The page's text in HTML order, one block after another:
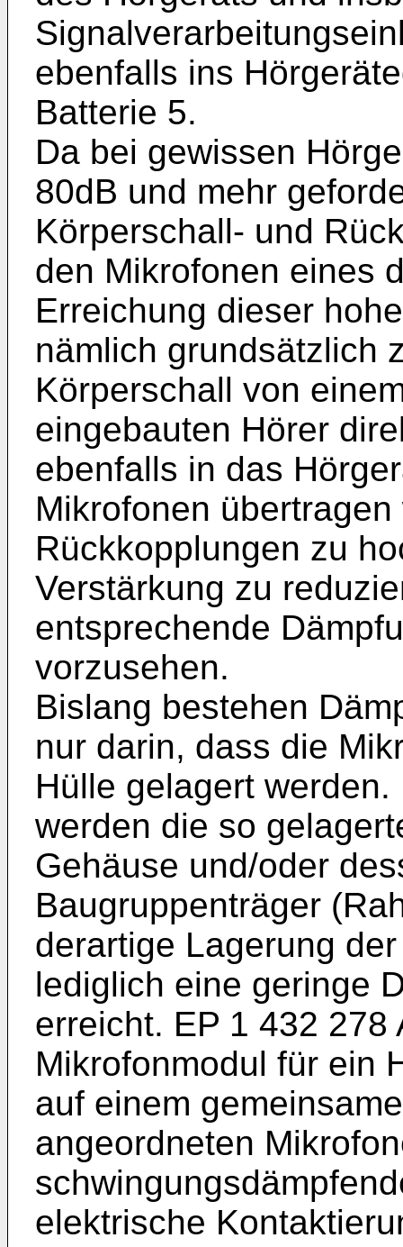
ebenfalls ins
Batterie 5.
Da bei gewissen
80dB und mehr
Körperschall- und
den Mikrofonen eines
Erreichung dieser
nämlich grundsätzlich
Körperschall von
eingebauten Hörer
ebenfalls in das
Mikrofonen
Rückkopplungen zu
Verstärkung zu
entsprechende
vorzusehen.
Bislang bestehen
nur darin, dass die
Hülle gelagert
werden die so
Gehäuse und/oder
Baugruppenträger
derartige Lagerung
lediglich eine geringe
erreicht. EP 1 432 278
Mikrofonmodul für ein
auf einem
angeordneten
elektrische